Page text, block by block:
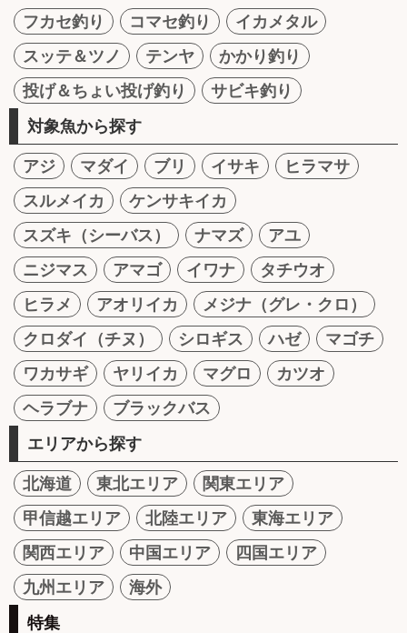
フカセ釣り コマセ釣り
イカメタル
スッテ＆ツノ
テンヤ
かかり釣り
投げ＆ちょい投げ釣り
サビキ釣り
対象魚から探す
アジ マダイ ブリ イサキ
ヒラマサ
スルメイカ
ケンサキイカ
スズキ（シーバス）
ナマズ
アユ
ニジマス
アマゴ イワナ
タチウオ
ヒラメ
アオリイカ
メジナ（グレ・クロ）
クロダイ（チヌ）
シロギス ハゼ
マゴチ
ワカサギ
ヤリイカ マグロ
カツオ
ヘラブナ
ブラックバス
エリアから探す
北海道 東北エリア
関東エリア
甲信越エリア
北陸エリア
東海エリア
関西エリア
中国エリア
四国エリア
九州エリア
海外
特集